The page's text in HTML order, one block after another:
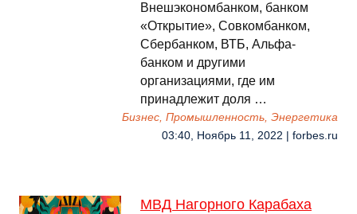
Внешэкономбанком, банком
«Открытие», Совкомбанком,
Сбербанком, ВТБ, Альфа-
банком и другими
организациями, где им
принадлежит доля …
Бизнес, Промышленность, Энергетика
03:40, Ноябрь 11, 2022 | forbes.ru
МВД Нагорного Карабаха